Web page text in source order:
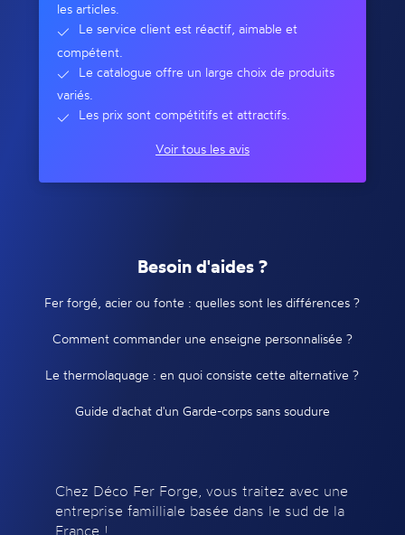
les articles.
Le service client est réactif, aimable et
compétent.
Le catalogue offre un large choix de produits
variés.
Les prix sont compétitifs et attractifs.
Voir tous les avis
Besoin d'aides ?
Fer forgé, acier ou fonte : quelles sont les différences ?
Comment commander une enseigne personnalisée ?
Le thermolaquage : en quoi consiste cette alternative ?
Guide d'achat d'un Garde-corps sans soudure
Chez Déco Fer Forge, vous traitez avec une
entreprise familliale basée dans le sud de la
France !